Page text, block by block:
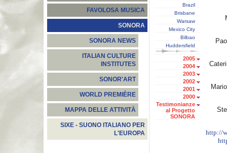
FAVOLOSA MUSICA
SONORA
SONORA NEWS
ITALIAN CULTURE
INSTITUTES
SONOR'ART
WORLD PREMIÈRE
MAPPA DELLE ATTIVITÀ
SIXE - SUONO ITALIANO PER
L'EUROPA
Brazil
Brisbane
Warsaw
Mexico City
Bilbao
Huddersfield
2005
2004
2003
2002
2001
2000
Testimonianze
al Progetto
SONORA
http://